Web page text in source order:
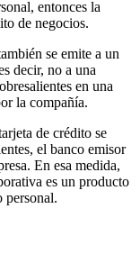
entonces la
de negocios.
se emite a un
decir, no a una
en una
la compañía.
de crédito se
el banco emisor
En esa medida,
es un producto
personal.